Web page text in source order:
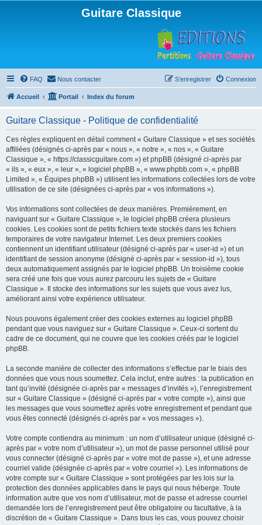
Guitare Classique
FAQ Nous contacter Connexion
S’enregistrer
Accueil Portail Index du forum
Guitare Classique - Politique de confidentialité
Ces règles expliquent en détail comment « Guitare Classique » et ses sociétés
affiliées (désignés ci-après par « nous », « notre », « nos », « Guitare
Classique », « https://classicguitare.com ») et phpBB (désigné ci-après par
« ils », « eux », « leur », « logiciel phpBB », « www.phpbb.com », « phpBB
Limited », « Équipes phpBB ») utilisent les informations collectées lors de votre
utilisation de ce site (désignées ci-après par « vos informations »).
Vos informations sont collectées de deux manières. Premièrement, en
naviguant sur « Guitare Classique », le logiciel phpBB créera plusieurs
cookies. Les cookies sont de petits fichiers texte stockés dans les fichiers
temporaires de votre navigateur Internet. Les deux premiers cookies
contiennent un identifiant utilisateur (désigné ci-après par « user-id ») et un
identifiant de session anonyme (désigné ci-après par « session-id »), tous
deux automatiquement assignés par le logiciel phpBB. Un troisième cookie
sera créé une fois que vous aurez parcouru les sujets de « Guitare
Classique ». Il stocke des informations sur les sujets que vous avez lus,
améliorant ainsi votre expérience utilisateur.
Nous pouvons également créer des cookies externes au logiciel phpBB
pendant que vous naviguez sur « Guitare Classique ». Ceux-ci sortent du
cadre de ce document, qui ne couvre que les cookies créés par le logiciel
phpBB.
La seconde manière de collecter des informations s’effectue par le biais des
données que vous nous soumettez. Cela inclut, entre autres : la publication en
tant qu’invité (désignée ci-après par « messages d’invités »), l’enregistrement
sur « Guitare Classique » (désigné ci-après par « votre compte »), ainsi que
les messages que vous soumettez après votre enregistrement et pendant que
vous êtes connecté (désignés ci-après par « vos messages »).
Votre compte contiendra au minimum : un nom d’utilisateur unique (désigné ci-
après par « votre nom d’utilisateur »), un mot de passe personnel utilisé pour
vous connecter (désigné ci-après par « votre mot de passe »), et une adresse
courriel valide (désignée ci-après par « votre courriel »). Les informations de
votre compte sur « Guitare Classique » sont protégées par les lois sur la
protection des données applicables dans le pays qui nous héberge. Toute
information autre que vos nom d’utilisateur, mot de passe et adresse courriel
demandée lors de l’enregistrement peut être obligatoire ou facultative, à la
discrétion de « Guitare Classique ». Dans tous les cas, vous pouvez choisir